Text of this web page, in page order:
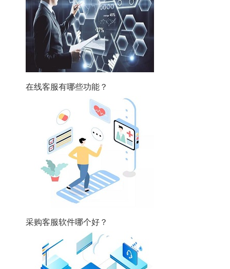
在线客服有哪些功能？
采购客服软件哪个好？